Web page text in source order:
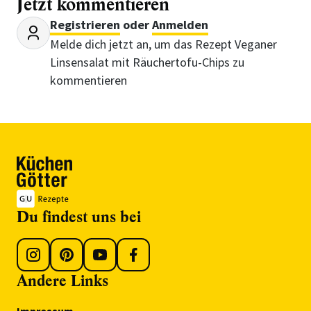
Jetzt kommentieren
Registrieren oderAnmelden
Melde dich jetzt an, um das Rezept Veganer
Linsensalat mit Räuchertofu-Chips zu
kommentieren
Du findest uns bei
Andere Links